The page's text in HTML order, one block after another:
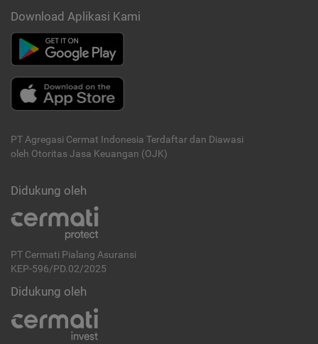
Download Aplikasi Kami
PT Agregasi Cermat Indonesia Terdaftar dan Diawasi
oleh Otoritas Jasa Keuangan (OJK)
Didukung oleh
PT Cermati Pialang Asuransi
KEP-596/PD.02/2025
Didukung oleh